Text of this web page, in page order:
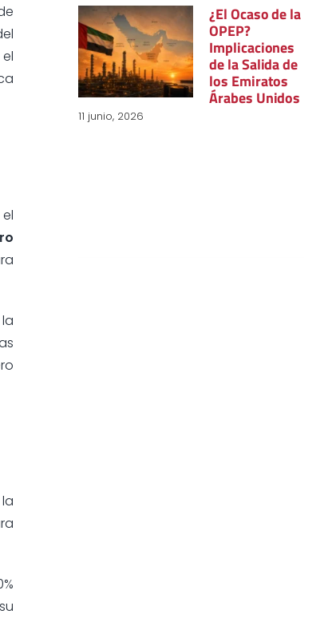
¿El Ocaso de la
OPEP?
Implicaciones
de la Salida de
los Emiratos
Árabes Unidos
11 junio, 2026